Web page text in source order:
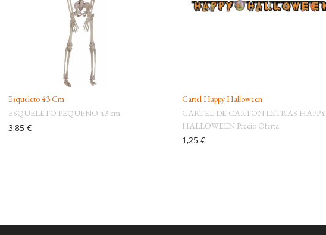
Esqueleto 43 Cm.
ESQUELETO PEQUEÑO 43 cm.
3,85 €
Cartel Happy Halloween
CARTEL DE CARTÓN LETRAS HAPPY
HALLOWEEN Precio Oferta
1,25 €